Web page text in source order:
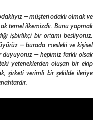
– müşteri odaklı olmak ve
temel ilkemizdir. Bunu yapmak
işbirlikçi bir ortamı besliyoruz.
– burada mesleki ve kişisel
duyuyoruz – hepimiz farklı olsak
yeteneklerden oluşan bir ekip
şirketi verimli bir şekilde ileriye